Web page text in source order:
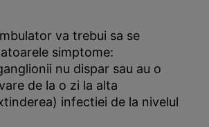
va trebui sa se
simptome:
nu dispar sau au o
de la o zi la alta
infectiei de la nivelul